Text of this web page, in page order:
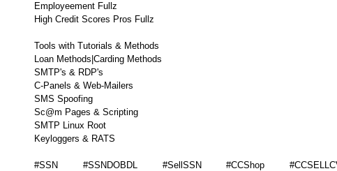
Employeement Fullz
High Credit Scores Pros Fullz
Tools with Tutorials & Methods
Loan Methods|Carding Methods
SMTP's & RDP's
C-Panels & Web-Mailers
SMS Spoofing
Sc@m Pages & Scripting
SMTP Linux Root
Keyloggers & RATS
#SSN #SSNDOBDL #SellSSN #CCShop